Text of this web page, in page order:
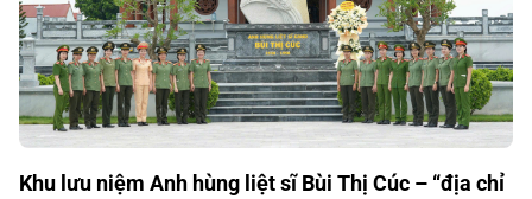
Khu lưu niệm Anh hùng liệt sĩ Bùi Thị Cúc – “địa chỉ